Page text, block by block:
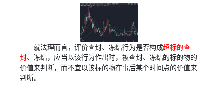
就法理而言，评价查封、冻结行为是否构成超标的查
封、冻结，应当以该行为作出时，被查封、冻结的标的物的
价值来判断，而不宜以该标的物在事后某个时间点的价值来
判断。